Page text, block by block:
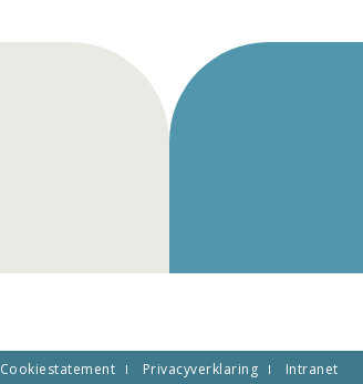
Cookiestatement Privacyverklaring Intranet